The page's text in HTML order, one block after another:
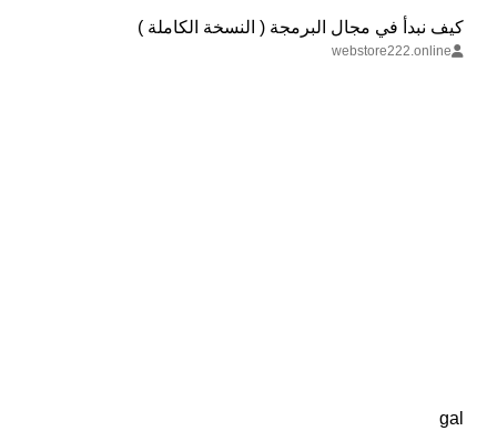
كيف نبدأ في مجال البرمجة ( النسخة الكاملة )
webstore222.online
gal